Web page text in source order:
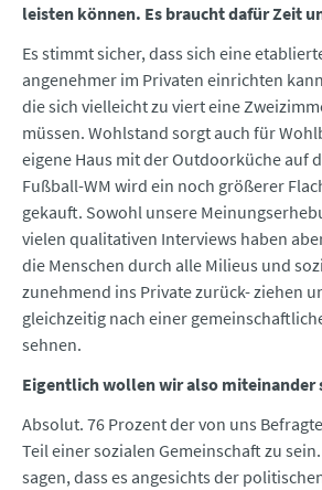
leisten können. Es braucht dafür Zeit
Es stimmt sicher, dass sich eine
angenehmer im Privaten einrichten
die sich vielleicht zu viert eine
müssen. Wohlstand sorgt auch für
eigene Haus mit der Outdoorküche auf
Fußball-WM wird ein noch größerer
gekauft. Sowohl unsere
vielen qualitativen Interviews haben
die Menschen durch alle Milieus und
zunehmend ins Private zurück- ziehen
gleichzeitig nach einer
sehnen.
Eigentlich wollen wir also miteinander
Absolut. 76 Prozent der von uns
Teil einer sozialen Gemeinschaft zu
sagen, dass es angesichts der